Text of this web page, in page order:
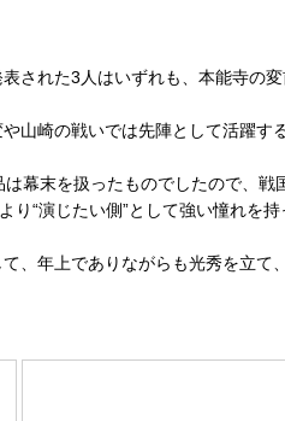
れた3人はいずれも、本能寺の変
崎の戦いでは先陣として活躍す
末を扱ったものでしたので、戦
“演じたい側”として強い憧れを
年上でありながらも光秀を立て